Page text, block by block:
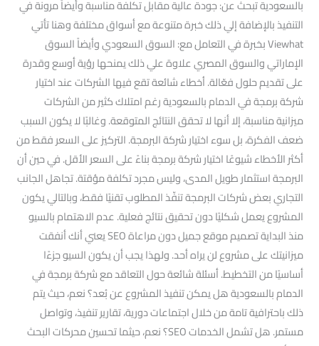
بالسعودية تبحث عن: جودة عالية مقابل تكلفة مناسبة وأيضاً مرونة في
التنفيذ بالإضافة إلي ذلك خبرة متنوعة مع أسواق مختلفة وهنا تأتي
Viewhat بخبرة في التعامل مع: السوق السعودي وأيضاً السوق
الإماراتي والسوق المصري علاوة علي ذلك يمنحها رؤية أوسع وقدرة
على تقديم حلول فعّالة. أخطاء شائعة تقع فيها الشركات عند اختيار
شركة برمجة في الدمام بالسعودية رغم امتلاك كثير من الشركات
ميزانية مناسبة، إلا أنها لا تحقق النتائج المتوقعة. وغالبًا لا يكون السبب
ضعف الفكرة، بل سوء اختيار شركة البرمجة. التركيز على السعر فقط من
أكثر الأخطاء شيوعًا اختيار شركة برمجة بناءً على السعر الأقل. في حين أن
البرمجة استثمار طويل المدى، وليس مجرد تكلفة مؤقتة. تجاهل الجانب
التجاري بعض شركات البرمجة تنفّذ المطلوب تقنيًا فقط، وبالتالي يكون
المشروع يعمل شكليًا دون تحقيق نتائج فعلية. عدم الاهتمام بالسيو
منذ البداية تصميم موقع جميل دون مراعاة SEO يعني أنك أنفقت
ميزانيتك على مشروع لن يراه أحد. ولهذا يجب أن يكون السيو جزءًا
أساسيًا من التخطيط. أسئلة شائعة حول التعاقد مع شركة برمجة في
الدمام بالسعودية هل يمكن تنفيذ المشروع عن بُعد؟ نعم، حيث يتم
ذلك باحترافية تامة من خلال اجتماعات دورية، تقارير تنفيذ، وتواصل
مستمر. هل تشمل الخدمات SEO؟ نعم، حيثما تحسين محركات البحث